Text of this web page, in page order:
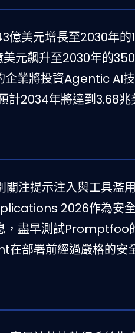
美元增長至2030年的
元飙升至2030年的
業將投資Agentic AI
計2034年將達到3.68兆
注提示注入與工具濫
2026作為安
盡早測試Promptfoo
在部署前經過嚴格的安